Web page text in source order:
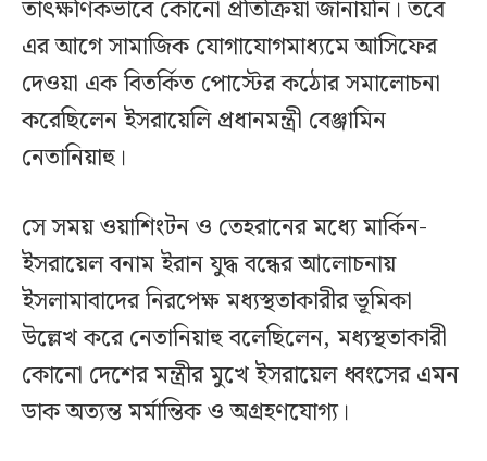
তাৎক্ষণিকভাবে কোনো প্রতিক্রিয়া জানায়নি। তবে
এর আগে সামাজিক যোগাযোগমাধ্যমে আসিফের
দেওয়া এক বিতর্কিত পোস্টের কঠোর সমালোচনা
করেছিলেন ইসরায়েলি প্রধানমন্ত্রী বেঞ্জামিন
নেতানিয়াহু।
সে সময় ওয়াশিংটন ও তেহরানের মধ্যে মার্কিন-
ইসরায়েল বনাম ইরান যুদ্ধ বন্ধের আলোচনায়
ইসলামাবাদের নিরপেক্ষ মধ্যস্থতাকারীর ভূমিকা
উল্লেখ করে নেতানিয়াহু বলেছিলেন, মধ্যস্থতাকারী
কোনো দেশের মন্ত্রীর মুখে ইসরায়েল ধ্বংসের এমন
ডাক অত্যন্ত মর্মান্তিক ও অগ্রহণযোগ্য।